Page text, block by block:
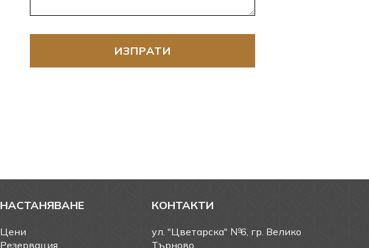
ИЗПРАТИ
НАСТАНЯВАНЕ
Цени
Резервация
КОНТАКТИ
ул. "Цветарска" №6, гр. Велико
Търново